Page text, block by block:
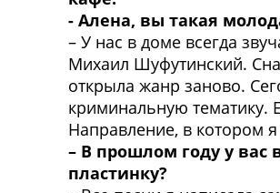
- Алена, вы такая
– У нас в доме всегда
Михаил Шуфутинский.
открыла жанр заново.
криминальную тематику.
Направление, в котором
– В прошлом году у
пластинку?